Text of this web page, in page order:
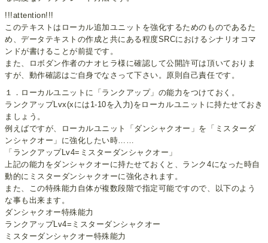
!!!attention!!!
このテキストはローカル追加ユニットを強化するためのものであるた
め、データテキストの作成と共にある程度SRCにおけるシナリオコマ
ンドが書けることが前提です。
また、ロボダン作者のナオヒラ様に確認して公開許可は頂いておりま
すが、動作確認はご自身でなさって下さい。原則自己責任です。
１．ローカルユニットに「ランクアップ」の能力をつけておく。
ランクアップLvx(xには1-10を入力)をローカルユニットに持たせておき
ましょう。
例えばですが、ローカルユニット「ダンシャクオー」を「ミスターダ
ンシャクオー」に強化したい時……
「ランクアップLv4=ミスターダンシャクオー」
上記の能力をダンシャクオーに持たせておくと、ランク4になった時自
動的にミスターダンシャクオーに強化されます。
また、この特殊能力自体が複数段階で指定可能ですので、以下のよう
な事も出来ます。
ダンシャクオー特殊能力
ランクアップLv4=ミスターダンシャクオー
ミスターダンシャクオー特殊能力